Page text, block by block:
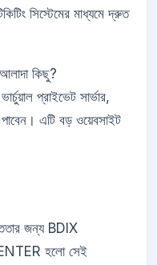
সিস্টেমের মাধ্যমে দ্রুত
কিছু?
প্রাইভেট সার্ভার,
এটি বড় ওয়েবসাইট
জন্য BDIX
হলো সেই